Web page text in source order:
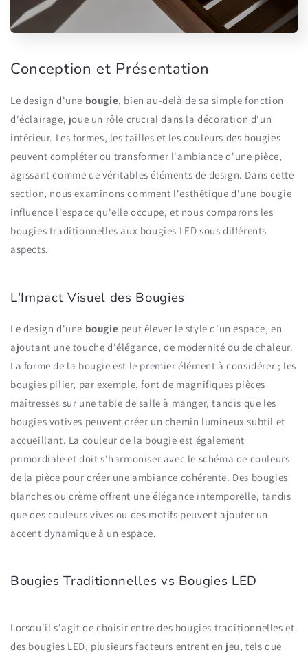
Conception et Présentation
Le design d'une bougie, bien au-delà de sa simple fonction
d'éclairage, joue un rôle crucial dans la décoration d'un
intérieur. Les formes, les tailles et les couleurs des bougies
peuvent compléter ou transformer l'ambiance d'une pièce,
agissant comme de véritables éléments de design. Dans cette
section, nous examinons comment l'esthétique d'une bougie
influence l'espace qu'elle occupe, et nous comparons les
bougies traditionnelles aux bougies LED sous différents
aspects.
L'Impact Visuel des Bougies
Le design d'une bougie peut élever le style d'un espace, en
ajoutant une touche d'élégance, de modernité ou de chaleur.
La forme de la bougie est le premier élément à considérer ; les
bougies pilier, par exemple, font de magnifiques pièces
maîtresses sur une table de salle à manger, tandis que les
bougies votives peuvent créer un chemin lumineux subtil et
accueillant. La couleur de la bougie est également
primordiale et doit s'harmoniser avec le schéma de couleurs
de la pièce pour créer une ambiance cohérente. Des bougies
blanches ou crème offrent une élégance intemporelle, tandis
que des couleurs vives ou des motifs peuvent ajouter un
accent dynamique à un espace.
Bougies Traditionnelles vs Bougies LED
Lorsqu'il s'agit de choisir entre des bougies traditionnelles et
des bougies LED, plusieurs facteurs entrent en jeu, tels que